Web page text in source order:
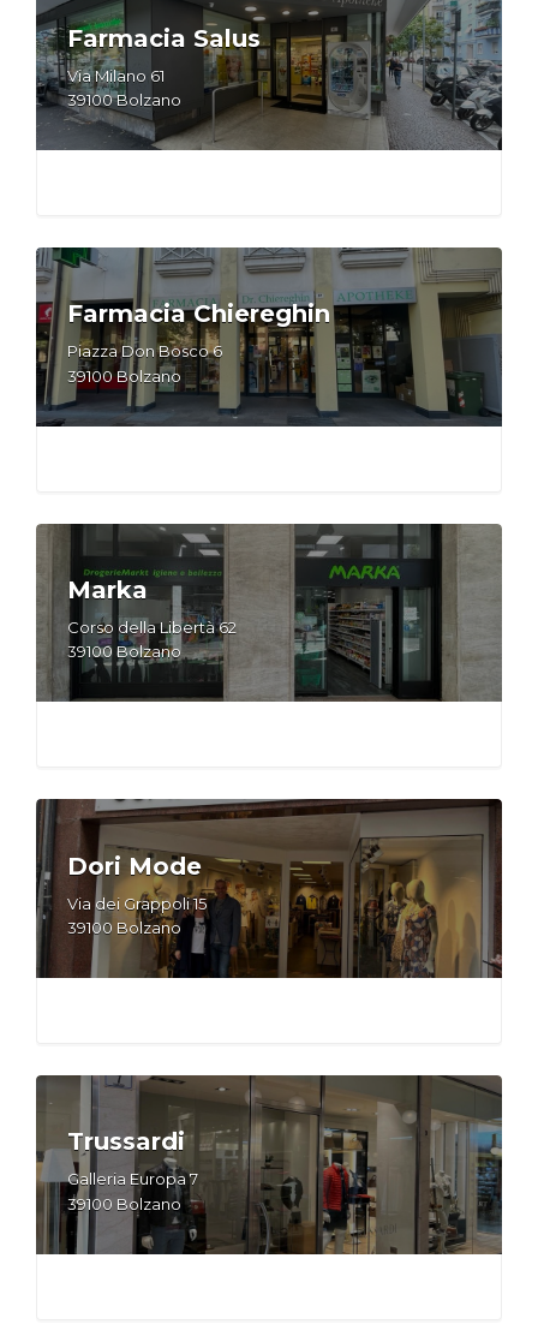
Farmacia Salus
Via Milano 61
39100 Bolzano
Farmacia Chiereghin
Piazza Don Bosco 6
39100 Bolzano
Marka
Corso della Libertà 62
39100 Bolzano
Dori Mode
Via dei Grappoli 15
39100 Bolzano
Trussardi
Galleria Europa 7
39100 Bolzano